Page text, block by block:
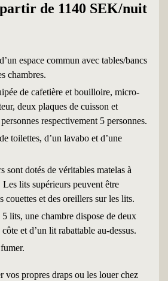
de 1140 SEK/nuit
espace commun avec tables/bancs
chambres.
de cafetière et bouilloire, micro-
deux plaques de cuisson et
respectivement 5 personnes.
toilettes, d’un lavabo et d’une
sont dotés de véritables matelas à
Les lits supérieurs peuvent être
couettes et des oreillers sur les lits.
lits, une chambre dispose de deux
et d’un lit rabattable au-dessus.
vos propres draps ou les louer chez